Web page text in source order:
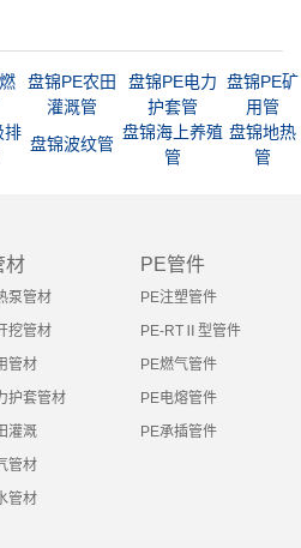
盘锦PE农田
灌溉管
盘锦PE电力
护套管
盘锦PE矿
用管
排
盘锦波纹管
盘锦海上养殖
管
盘锦地热
管
材
泵管材
挖管材
管材
护套管材
灌溉
管材
管材
PE管件
PE注塑管件
PE-RTⅡ型管件
PE燃气管件
PE电熔管件
PE承插管件